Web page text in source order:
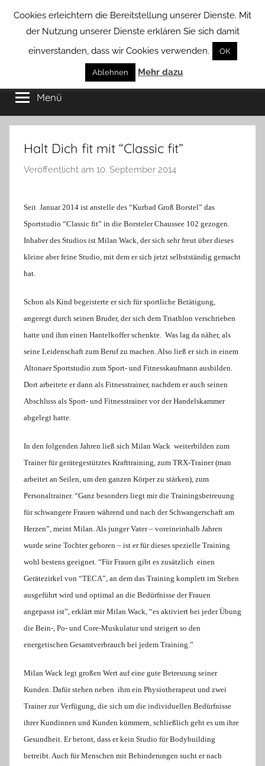
Borstel
von
Groß
Borstel
Menü
Halt Dich fit mit “Classic fit”
Veröffentlicht am 10. September 2014
n
n
o
r
e
K
a
l
l
Seit Januar 2014 ist anstelle des “Kurbad Groß Borstel” das
Sportstudio “Classic fit” in die Borsteler Chaussee 102 gezogen.
Inhaber des Studios ist Milan Wack, der sich sehr freut über dieses
kleine aber feine Studio, mit dem er sich jetzt selbstständig gemacht
hat.
Schon als Kind begeisterte er sich für sportliche Betätigung,
angeregt durch seinen Bruder, der sich dem Triathlon verschrieben
hatte und ihm einen Hantelkoffer schenkte. Was lag da näher, als
seine Leidenschaft zum Beruf zu machen. Also ließ er sich in einem
Altonaer Sportstudio zum Sport- und Fitnesskaufmann ausbilden.
Dort arbeitete er dann als Fitnesstrainer, nachdem er auch seinen
Abschluss als Sport- und Fitnesstrainer vor der Handelskammer
abgelegt hatte.
In den folgenden Jahren ließ sich Milan Wack weiterbilden zum
Trainer für gerätegestütztes Krafttraining, zum TRX-Trainer (man
arbeitet an Seilen, um den ganzen Körper zu stärken), zum
Personaltrainer. “Ganz besonders liegt mir die Trainingsbetreuung
für schwangere Frauen während und nach der Schwangerschaft am
Herzen”, meint Milan. Als junger Vater – voreineinhalb Jahren
wurde seine Tochter geboren – ist er für dieses spezielle Training
wohl bestens geeignet. “Für Frauen gibt es zusätzlich einen
Gerätezirkel von “TECA”, an dem das Training komplett im Stehen
ausgeführt wird und optimal an die Bedürfnisse der Frauen
angepasst ist”, erklärt mir Milan Wack, “es aktiviert bei jeder Übung
die Bein-, Po- und Core-Muskulatur und steigert so den
energetischen Gesamtverbrauch bei jedem Training.”
Milan Wack legt großen Wert auf eine gute Betreuung seiner
Kunden. Dafür stehen neben ihm ein Physiotherapeut und zwei
Trainer zur Verfügung, die sich um die individuellen Bedürfnisse
ihrer Kundinnen und Kunden kümmern, schließlich geht es um ihre
Gesundheit. Er betont, dass er kein Studio für Bodybuilding
betreibt. Auch für Menschen mit Behinderungen sucht er nach
Cookies erleichtern die Bereitstellung unserer Dienste. Mit
der Nutzung unserer Dienste erklären Sie sich damit
einverstanden, dass wir Cookies verwenden.
OK
Ablehnen Mehr dazu